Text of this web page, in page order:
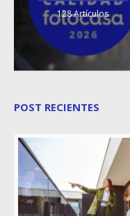
128 Artículos
POST RECIENTES